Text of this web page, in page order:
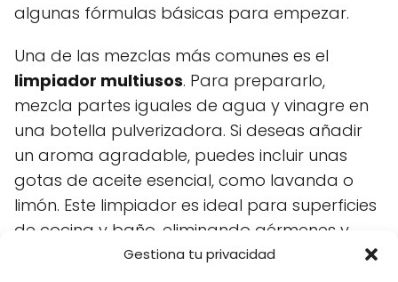
Gestiona tu privacidad
algunas fórmulas básicas para empezar.
Una de las mezclas más comunes es el
limpiador multiusos. Para prepararlo,
mezcla partes iguales de agua y vinagre en
una botella pulverizadora. Si deseas añadir
un aroma agradable, puedes incluir unas
gotas de aceite esencial, como lavanda o
limón. Este limpiador es ideal para superficies
de cocina y baño, eliminando gérmenes y
manchas de manera efectiva.